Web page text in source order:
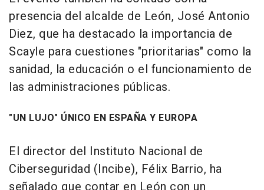
presencia del alcalde de León, José Antonio
Diez, que ha destacado la importancia de
Scayle para cuestiones "prioritarias" como la
sanidad, la educación o el funcionamiento de
las administraciones públicas.
"UN LUJO" ÚNICO EN ESPAÑA Y EUROPA
El director del Instituto Nacional de
Ciberseguridad (Incibe), Félix Barrio, ha